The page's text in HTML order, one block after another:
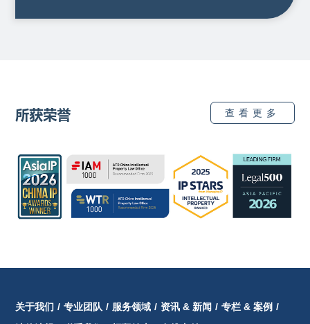
所获荣誉 查看更多
关于我们 / 专业团队 / 服务领域 / 资讯 & 新闻 / 专栏 & 案例 /